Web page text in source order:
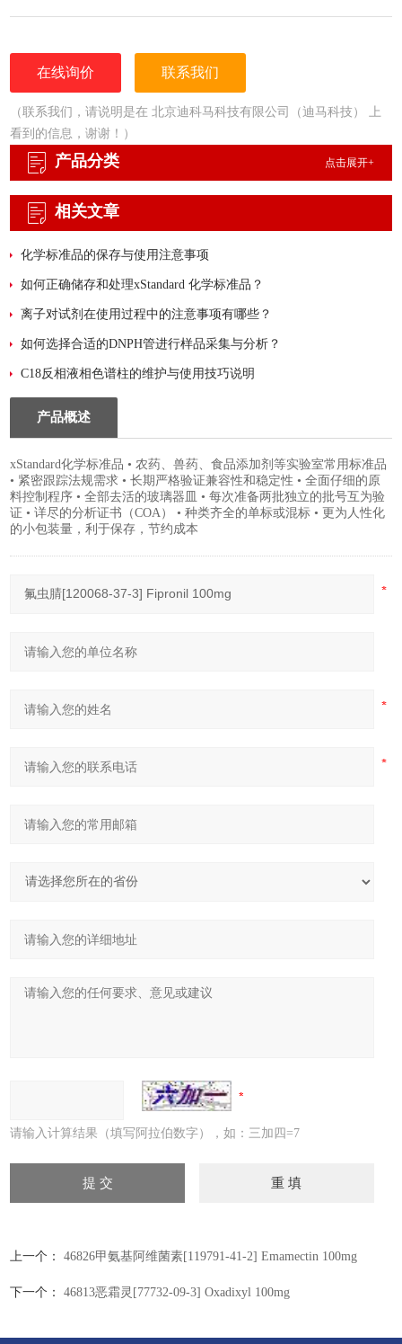
• 详尽的分析证书（COA）
• 更为人性化的小包装量，利于保存，节约成本
在线询价 联系我们
（联系我们，请说明是在 北京迪科马科技有限公司（迪马科技） 上
看到的信息，谢谢！）
产品分类 点击展开+
相关文章
化学标准品的保存与使用注意事项
如何正确储存和处理xStandard 化学标准品？
离子对试剂在使用过程中的注意事项有哪些？
如何选择合适的DNPH管进行样品采集与分析？
C18反相液相色谱柱的维护与使用技巧说明
产品概述
xStandard化学标准品 • 农药、兽药、食品添加剂等实验室常用标准品
• 紧密跟踪法规需求 • 长期严格验证兼容性和稳定性 • 全面仔细的原
料控制程序 • 全部去活的玻璃器皿 • 每次准备两批独立的批号互为验
证 • 详尽的分析证书（COA） • 种类齐全的单标或混标 • 更为人性化
的小包装量，利于保存，节约成本
请输入计算结果（填写阿拉伯数字），如：三加四=7
上一个： 46826甲氨基阿维菌素[119791-41-2] Emamectin 100mg
下一个： 46813恶霜灵[77732-09-3] Oxadixyl 100mg